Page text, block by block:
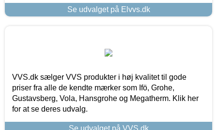
Se udvalget på Elvvs.dk
VVS.dk sælger VVS produkter i høj kvalitet til gode
priser fra alle de kendte mærker som Ifö, Grohe,
Gustavsberg, Vola, Hansgrohe og Megatherm. Klik her
for at se deres udvalg.
Se udvalget på VVS.dk